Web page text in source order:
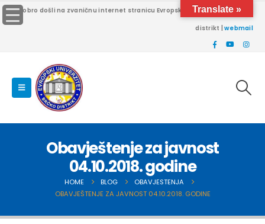
Dobro došli na zvaničnu internet stranicu Evropskog univerziteta Brčko
distrikt |webmail
Obavještenje za javnost
04.10.2018. godine
HOME BLOG
OBAVJESTENJA
OBAVJEŠTENJE ZA JAVNOST 04.10.2018. GODINE
Translate »